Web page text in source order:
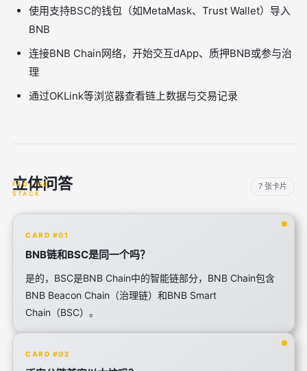
使用支持BSC的钱包（如MetaMask、Trust Wallet）导入
BNB
连接BNB Chain网络，开始交互dApp、质押BNB或参与治
理
通过OKLink等浏览器查看链上数据与交易记录
立体问答 7 张卡片
CARD #01
BNB链和BSC是同一个吗？
是的，BSC是BNB Chain中的智能链部分，BNB Chain包含
BNB Beacon Chain（治理链）和BNB Smart
Chain（BSC）。
CARD #02